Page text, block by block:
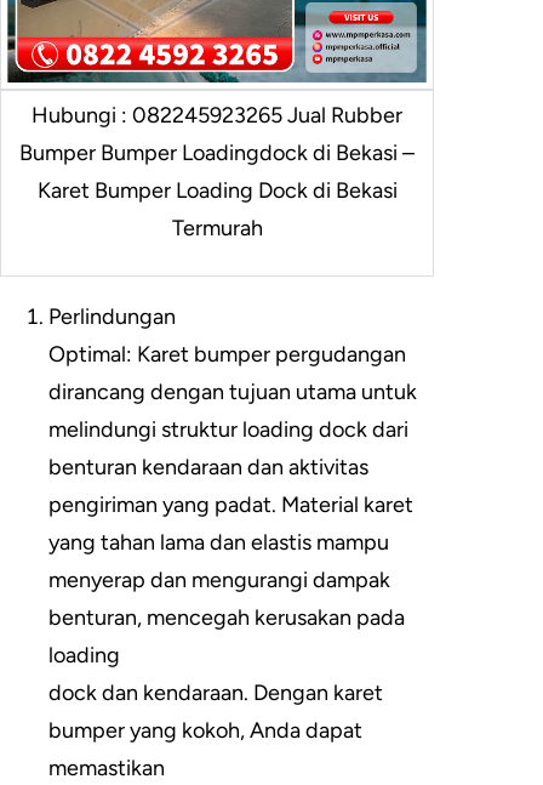
Hubungi : 082245923265 Jual Rubber
Bumper Bumper Loadingdock di Bekasi –
Karet Bumper Loading Dock di Bekasi
Termurah
Perlindungan
Optimal: Karet bumper pergudangan
dirancang dengan tujuan utama untuk
melindungi struktur loading dock dari
benturan kendaraan dan aktivitas
pengiriman yang padat. Material karet
yang tahan lama dan elastis mampu
menyerap dan mengurangi dampak
benturan, mencegah kerusakan pada
loading
dock dan kendaraan. Dengan karet
bumper yang kokoh, Anda dapat
memastikan